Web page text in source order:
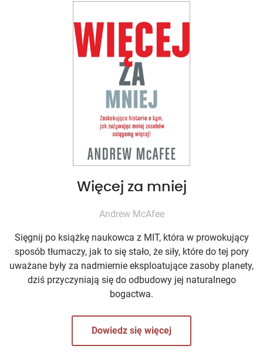
Więcej za mniej
Andrew McAfee
Sięgnij po książkę naukowca z MIT, która w prowokujący
sposób tłumaczy, jak to się stało, że siły, które do tej pory
uważane były za nadmiernie eksploatujące zasoby planety,
dziś przyczyniają się do odbudowy jej naturalnego
bogactwa.
Dowiedz się więcej